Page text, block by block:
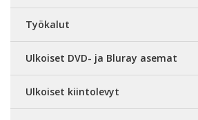
Työkalut
Ulkoiset DVD- ja Bluray asemat
Ulkoiset kiintolevyt